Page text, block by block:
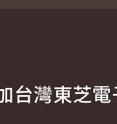
台灣東芝